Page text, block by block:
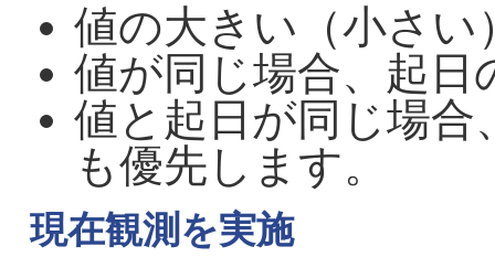
値の大きい（小さい
値が同じ場合、起日
値と起日が同じ場
も優先します。
現在観測を実施